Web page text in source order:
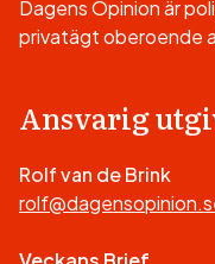
Dagens Opinion är
privatägt oberoende
Ansvarig
Rolf van de Brink